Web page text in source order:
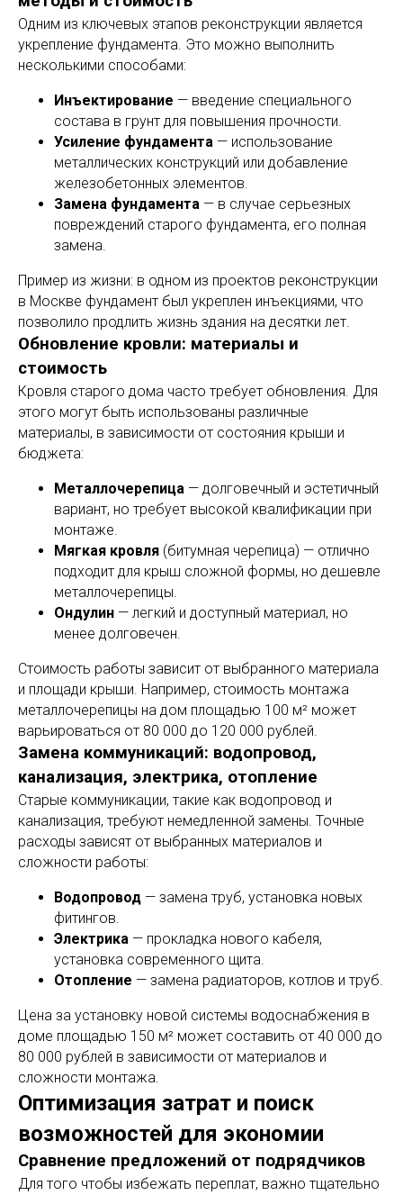
Одним из ключевых этапов реконструкции является
укрепление фундамента. Это можно выполнить
несколькими способами:
Инъектирование — введение специального
состава в грунт для повышения прочности.
Усиление фундамента — использование
металлических конструкций или добавление
железобетонных элементов.
Замена фундамента — в случае серьезных
повреждений старого фундамента, его полная
замена.
Пример из жизни: в одном из проектов реконструкции
в Москве фундамент был укреплен инъекциями, что
позволило продлить жизнь здания на десятки лет.
Обновление кровли: материалы и
стоимость
Кровля старого дома часто требует обновления. Для
этого могут быть использованы различные
материалы, в зависимости от состояния крыши и
бюджета:
Металлочерепица — долговечный и эстетичный
вариант, но требует высокой квалификации при
монтаже.
Мягкая кровля (битумная черепица) — отлично
подходит для крыш сложной формы, но дешевле
металлочерепицы.
Ондулин — легкий и доступный материал, но
менее долговечен.
Стоимость работы зависит от выбранного материала
и площади крыши. Например, стоимость монтажа
металлочерепицы на дом площадью 100 м² может
варьироваться от 80 000 до 120 000 рублей.
Замена коммуникаций: водопровод,
канализация, электрика, отопление
Старые коммуникации, такие как водопровод и
канализация, требуют немедленной замены. Точные
расходы зависят от выбранных материалов и
сложности работы:
Водопровод — замена труб, установка новых
фитингов.
Электрика — прокладка нового кабеля,
установка современного щита.
Отопление — замена радиаторов, котлов и труб.
Цена за установку новой системы водоснабжения в
доме площадью 150 м² может составить от 40 000 до
80 000 рублей в зависимости от материалов и
сложности монтажа.
Оптимизация затрат и поиск
возможностей для экономии
Сравнение предложений от подрядчиков
Для того чтобы избежать переплат, важно тщательно